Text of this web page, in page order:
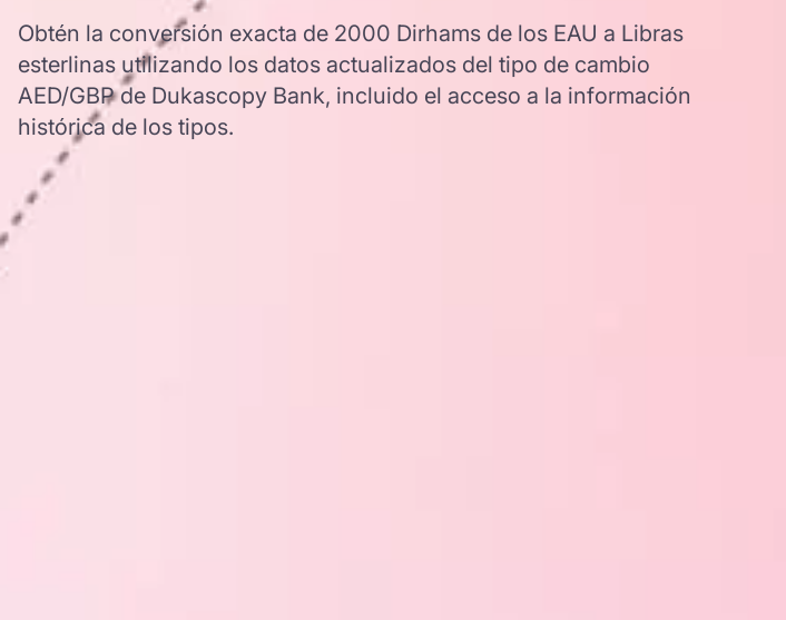
Obtén la conversión exacta de 2000 Dirhams de los EAU a Libras
esterlinas utilizando los datos actualizados del tipo de cambio
AED/GBP de Dukascopy Bank, incluido el acceso a la información
histórica de los tipos.